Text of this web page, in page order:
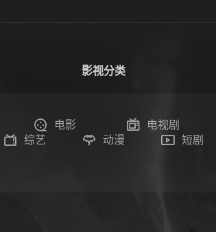
影视分类
电影
电视剧
综艺
动漫 短剧